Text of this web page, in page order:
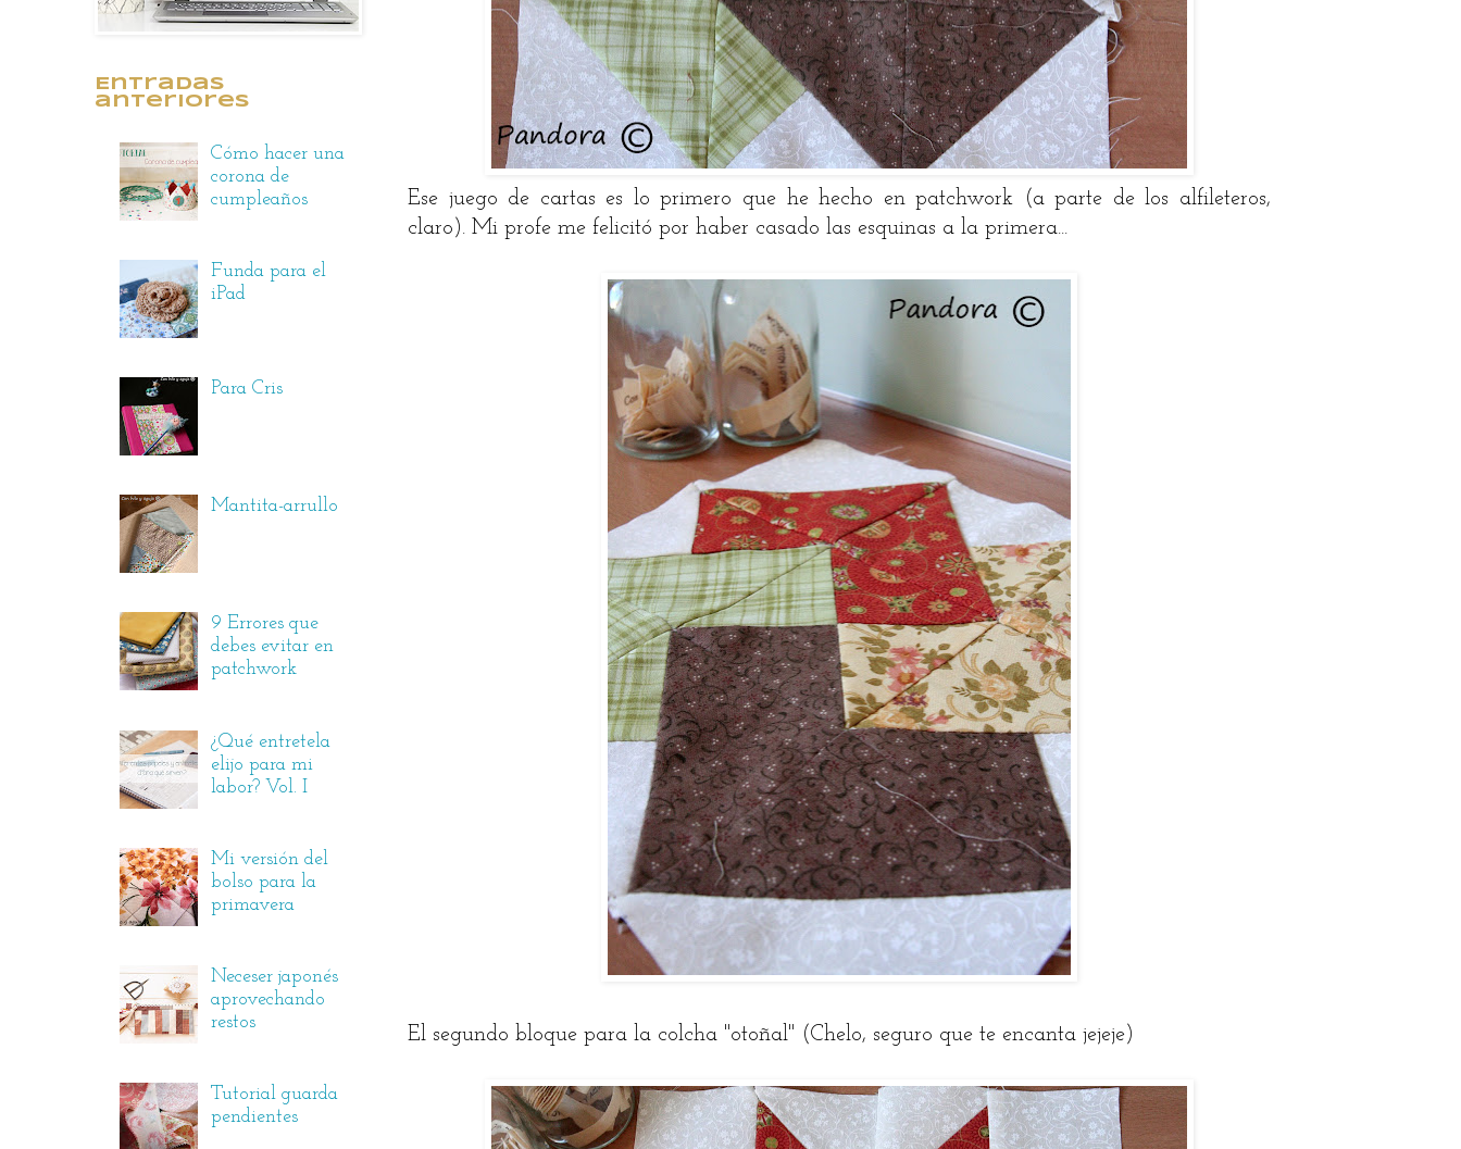
Ese juego de cartas es lo primero que he hecho en patchwork (a parte de los alfileteros,
claro). Mi profe me felicitó por haber casado las esquinas a la primera...
El segundo bloque para la colcha "otoñal" (Chelo, seguro que te encanta jejeje)
Entradas
anteriores
Cómo hacer una
corona de
cumpleaños
Funda para el
iPad
Para Cris
Mantita-arrullo
9 Errores que
debes evitar en
patchwork
¿Qué entretela
elijo para mi
labor? Vol. I
Mi versión del
bolso para la
primavera
Neceser japonés
aprovechando
restos
Tutorial guarda
pendientes